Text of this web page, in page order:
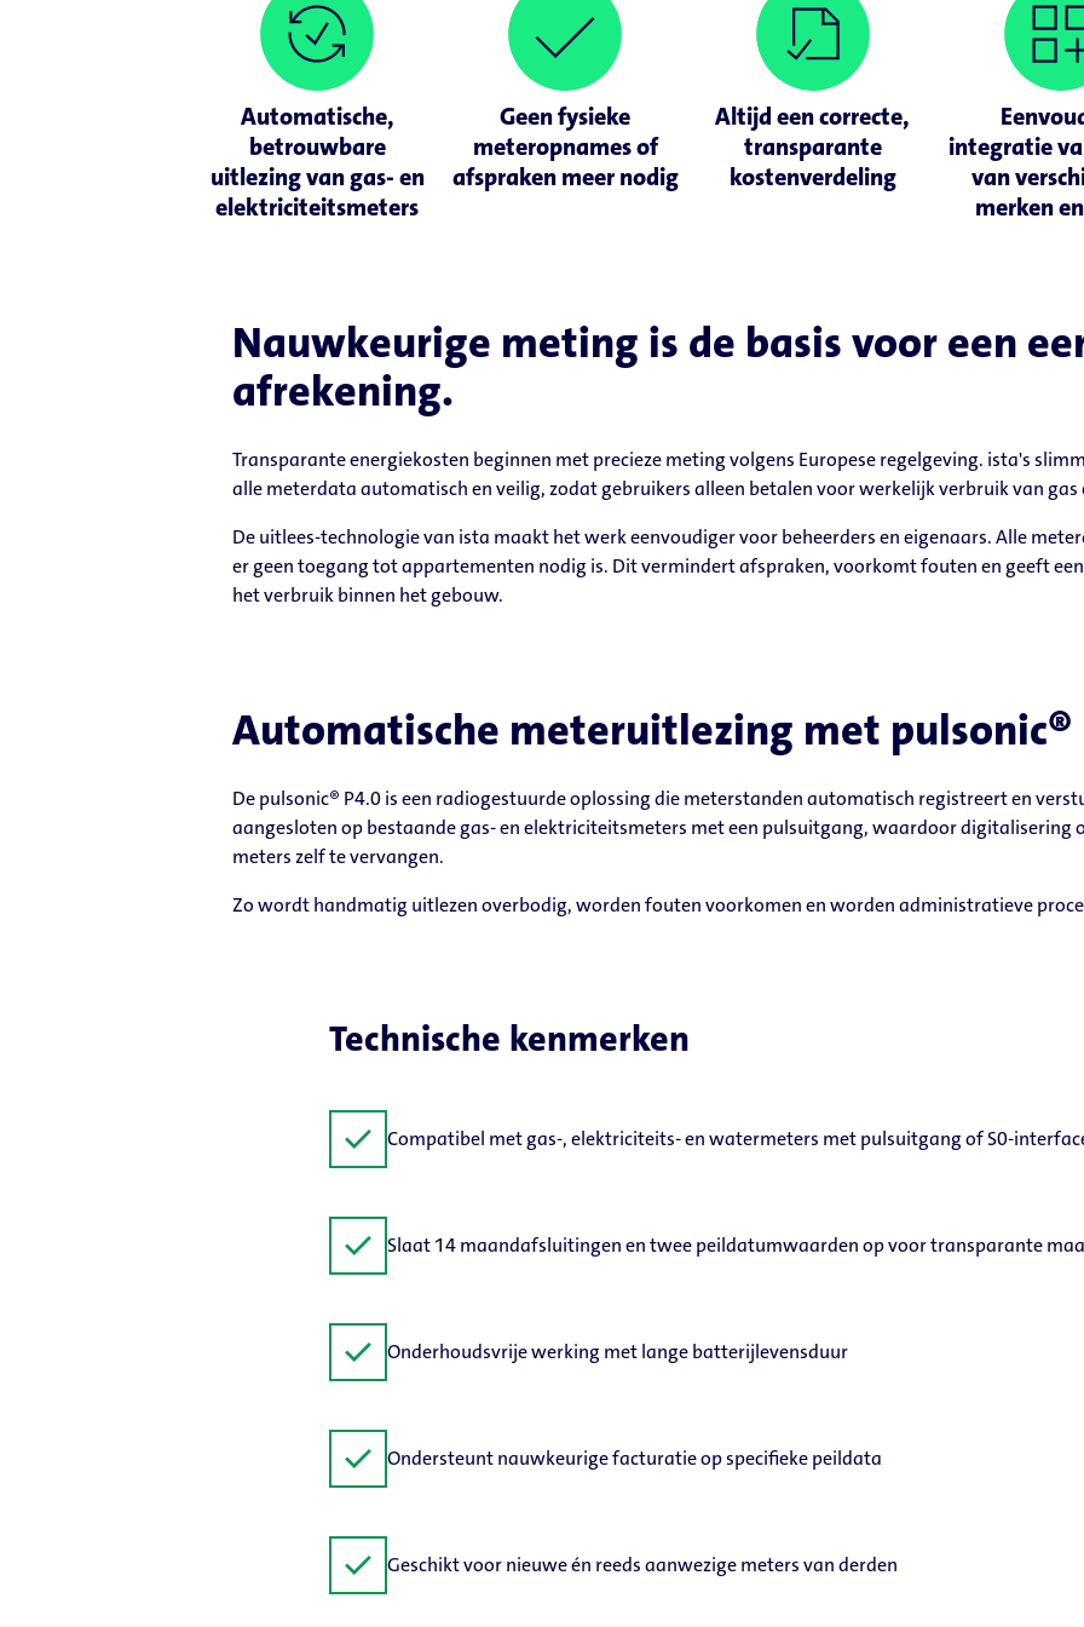
Automatische,
betrouwbare
uitlezing van gas- en
elektriciteitsmeters
Geen fysieke
meteropnames of
afspraken meer nodig
Altijd een correcte,
transparante
kostenverdeling
integratie
van
merken
Nauwkeurige meting is de basis voor een
afrekening.
Transparante energiekosten beginnen met precieze meting volgens Europese regelgeving. ista's
alle meterdata automatisch en veilig, zodat gebruikers alleen betalen voor werkelijk verbruik van
De uitlees-technologie van ista maakt het werk eenvoudiger voor beheerders en eigenaars. Alle
er geen toegang tot appartementen nodig is. Dit vermindert afspraken, voorkomt fouten en geeft
het verbruik binnen het gebouw.
Automatische meteruitlezing met pulsonic®
De pulsonic® P4.0 is een radiogestuurde oplossing die meterstanden automatisch registreert en
aangesloten op bestaande gas- en elektriciteitsmeters met een pulsuitgang, waardoor digitalisering
meters zelf te vervangen.
Zo wordt handmatig uitlezen overbodig, worden fouten voorkomen en worden administratieve
Technische kenmerken
check Compatibel met gas-, elektriciteits- en watermeters met pulsuitgang of S0-
check Slaat 14 maandafsluitingen en twee peildatumwaarden op voor transparante
check Onderhoudsvrije werking met lange batterijlevensduur
check Ondersteunt nauwkeurige facturatie op specifieke peildata
check Geschikt voor nieuwe én reeds aanwezige meters van derden